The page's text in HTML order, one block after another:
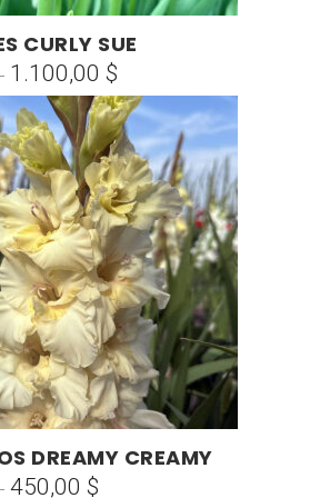
OPCIONES
CURLY SUE
- 1.100,00 $
de
precios:
desde
575,00 $
hasta
1.100,00 $
OPCIONES
DREAMY CREAMY
- 450,00 $